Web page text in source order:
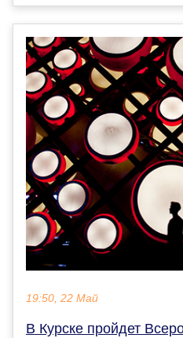
19:50, 22 Май
В Курске пройдет